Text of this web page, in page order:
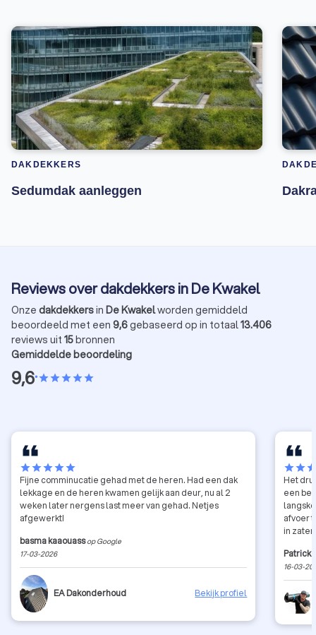
DAKDEKKERS
Sedumdak aanleggen
Reviews over dakdekkers in De Kwakel
Onze dakdekkersin De Kwakelworden gemiddeld
beoordeeld met een 9,6gebaseerd op in totaal13.406
reviews uit 15bronnen
Gemiddelde beoordeling
9,6•starstarstarstarstar
starstarstarstarstar
Fijne comminucatie gehad met de heren. Had een dak
lekkage en de heren kwamen gelijk aan deur, nu al 2
weken later nergens last meer van gehad. Netjes
afgewerkt!
basma kaaouass op Google
17-03-2026
EA Dakonderhoud Bekijk profiel
starstar
Het
een
afvoer
in
Patrick
16-03-